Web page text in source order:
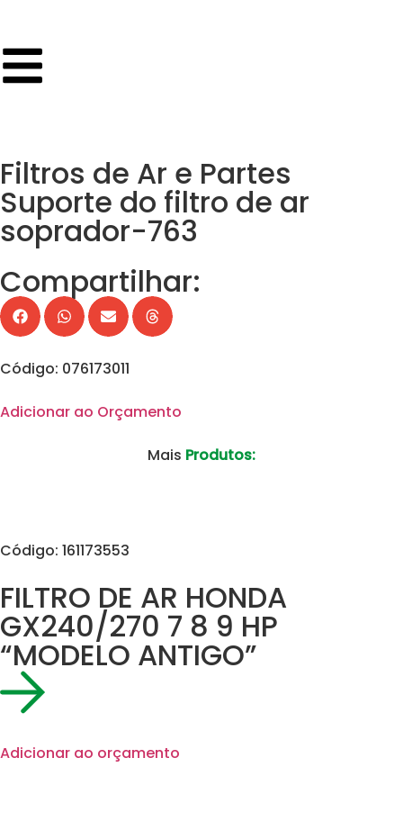
Filtros de Ar e Partes
Suporte do filtro de ar
soprador-763
Compartilhar:
Código: 076173011
Adicionar ao Orçamento
Mais Produtos:
Código: 161173553
FILTRO DE AR HONDA
GX240/270 7 8 9 HP
“MODELO ANTIGO”
Adicionar ao orçamento